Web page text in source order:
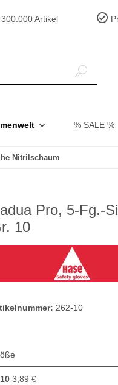
Artikel
% SALE %
Nitrilschaum
Pro, 5-Fg.-
10
262-10
10 3,89 €